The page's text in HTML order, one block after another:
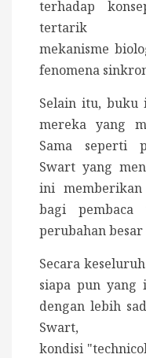
terhadap
tertarik
mekanisme
fenomena
Selain itu, buku
mereka yang
Sama seperti
Swart yang
ini
bagi pembaca
perubahan
Secara
siapa pun yang
dengan lebih
Swart,
kondisi